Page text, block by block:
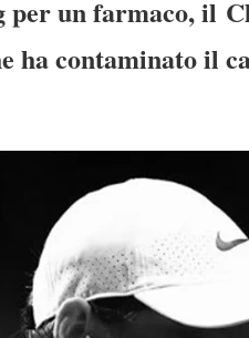
un farmaco, il
ha contaminato il